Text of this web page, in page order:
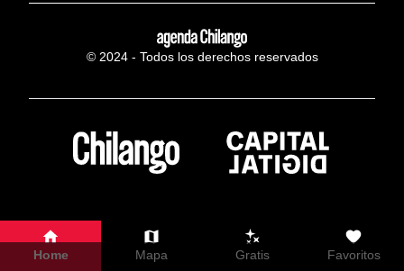
© 2024 - Todos los derechos reservados
Home Mapa Gratis Favoritos